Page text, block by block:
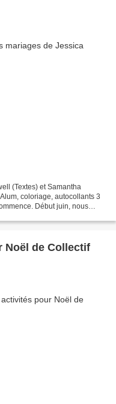
(Textes) et Samantha
coloriage, autocollants 3
Début juin, nous
Noël de Collectif